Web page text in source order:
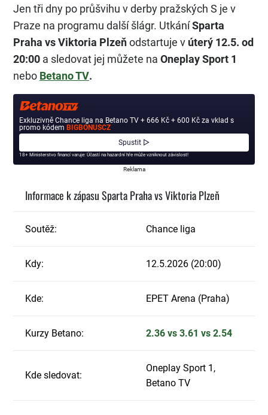
Jen tři dny po průšvihu v derby pražských S je v
Praze na programu další šlágr. UtkáníSparta
Praha vs Viktoria Plzeňodstartuje v úterý 12.5. od
20:00 a sledovat jej můžete na Oneplay Sport 1
nebo Betano TV.
Exkluzivně Chance liga na Betano TV + 666 Kč + 600 Kč za vklad s
promo kódem BIGBONUSCZ
Spustit ▷
18+ Ministerstvo financí varuje: Účastí na hazardní hře může vzniknout závislost!
Reklama
Informace k zápasu Sparta Praha vs Viktoria Plzeň
Soutěž: Chance liga
Kdy: 12.5.2026 (20:00)
Kde: EPET Arena (Praha)
Kurzy Betano: 2.36 vs 3.61 vs 2.54
Kde sledovat:
Oneplay Sport 1,
Betano TV